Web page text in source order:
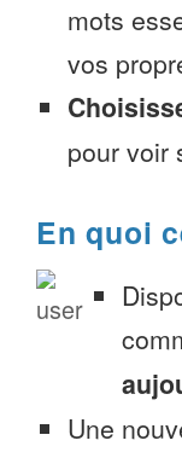
mots
vos
pour voir
En quoi
Une